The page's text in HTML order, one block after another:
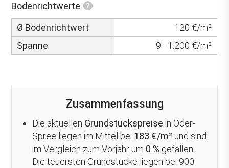
Bodenrichtwerte
Ø Bodenrichtwert
120 €/m²
Spanne
9 - 1.200 €/m²
Zusammenfassung
Die aktuellen Grundstückspreise in Oder-
Spree liegen im Mittel bei 183 €/m² und sind
im Vergleich zum Vorjahr um 0 % gefallen
Die teuersten Grundstücke liegen bei 900